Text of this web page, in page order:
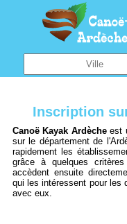
Inscription
Canoë Kayak Ardècheest
sur le département de
rapidement les
grâce à quelques
accèdent ensuite
qui les intéressent pour les
avec eux.